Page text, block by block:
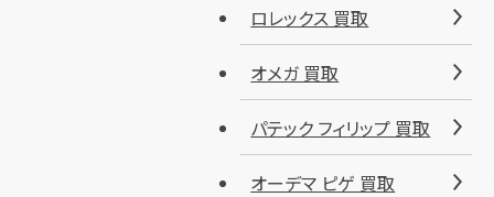
ロレックス 買取
オメガ 買取
パテック フィリップ 買取
オーデマ ピゲ 買取